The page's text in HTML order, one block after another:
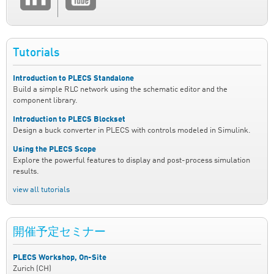
Tutorials
Introduction to PLECS Standalone
Build a simple RLC network using the schematic editor and the
component library.
Introduction to PLECS Blockset
Design a buck converter in PLECS with controls modeled in Simulink.
Using the PLECS Scope
Explore the powerful features to display and post-process simulation
results.
view all tutorials
開催予定セミナー
PLECS Workshop, On-Site
Zurich (CH)